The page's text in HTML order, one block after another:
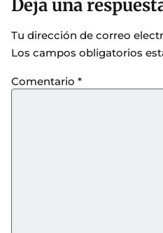
Deja una
Tu dirección de correo
Los campos obligatorios
Comentario *